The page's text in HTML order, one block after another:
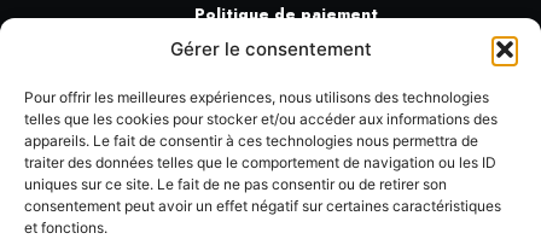
Gérer le consentement
Pour offrir les meilleures expériences, nous utilisons des technologies
telles que les cookies pour stocker et/ou accéder aux informations des
appareils. Le fait de consentir à ces technologies nous permettra de
traiter des données telles que le comportement de navigation ou les ID
uniques sur ce site. Le fait de ne pas consentir ou de retirer son
consentement peut avoir un effet négatif sur certaines caractéristiques
et fonctions.
Politique de paiement
Politique de remboursement
+33685905360